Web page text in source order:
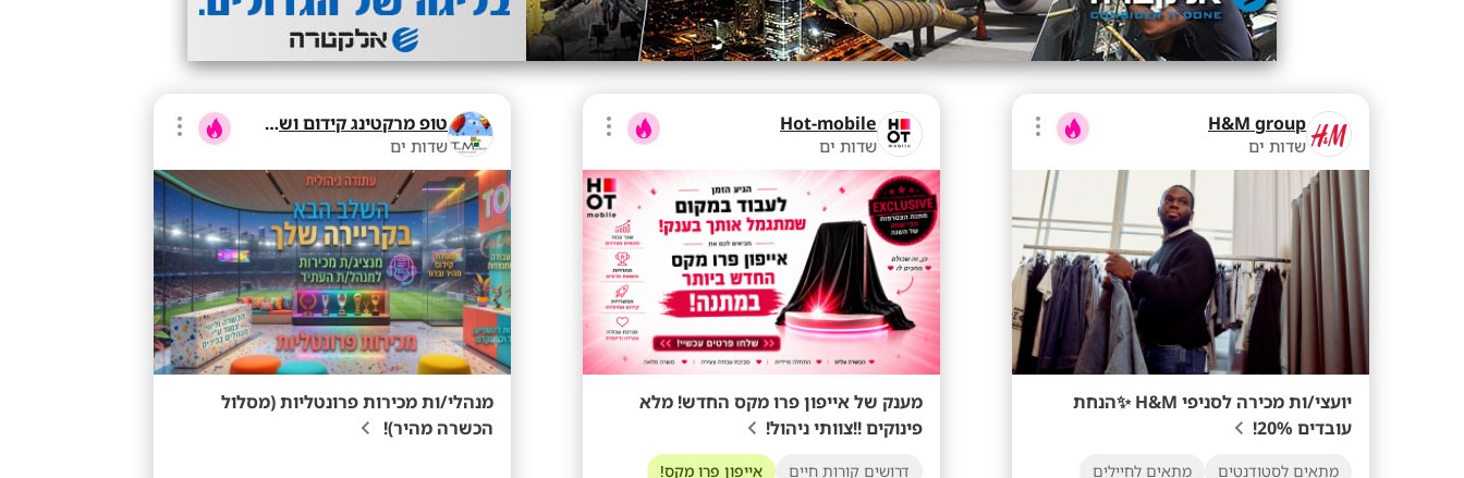
H&M group
שדות ים
יועצי/ות מכירה לסניפי H&M ✨הנחת
עובדים 20%!
מתאים לסטודנטים מתאים לחיילים
Hot-mobile
שדות ים
מענק של אייפון פרו מקס החדש! מלא
פינוקים !!צוותי ניהול!
דרושים קורות חיים אייפון פרו מקס!
טופ מרקטינג קידום ושיווק בע"מ
שדות ים
מנהלי/ות מכירות פרונטליות (מסלול
הכשרה מהיר)!